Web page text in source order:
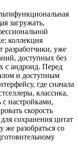
загружать,
коллекция
разработчики, уже
доступных без
с андроид. Перед
и доступным
где сначала
классика,
с настройками,
скорость
сохранения цитат
разобраться со